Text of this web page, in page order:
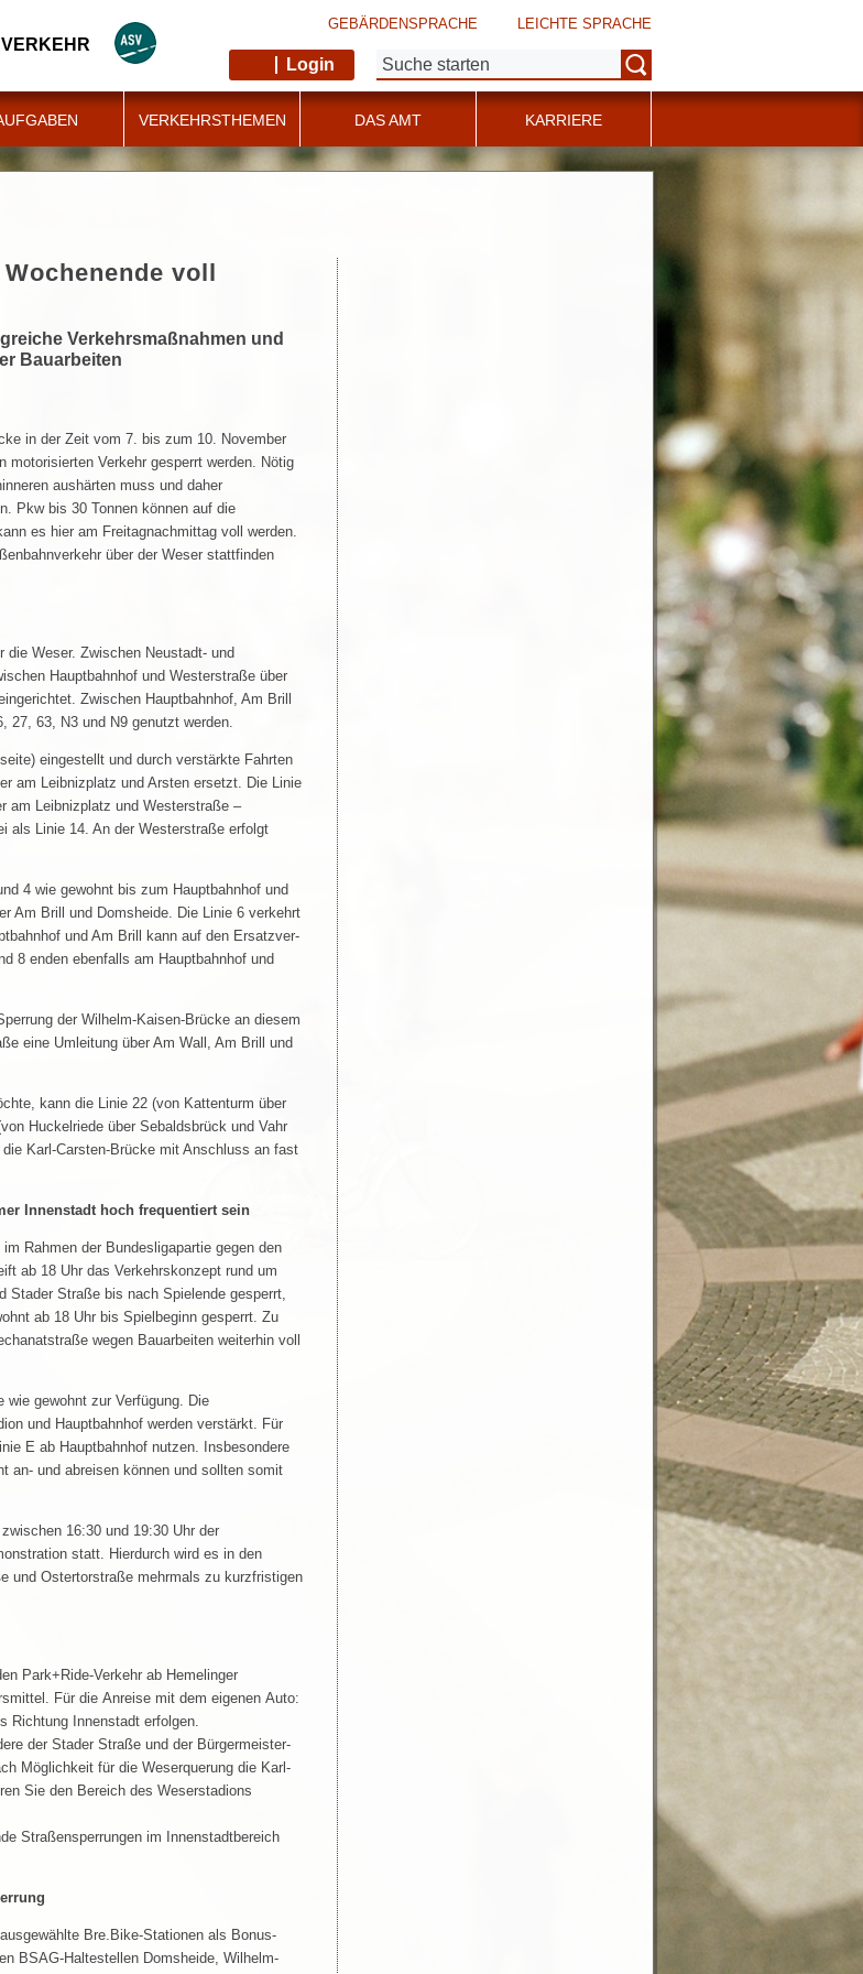
GEBÄRDENSPRACHE LEICHTE SPRACHE
Login Suche:
VERKEHRSTHEMEN DAS AMT KARRIERE
voll
Verkehrsmaßnahmen und
Bauarbeiten
in der Zeit vom 7. bis zum 10. November
motorisierten Verkehr gesperrt werden. Nötig
aushärten muss und daher
Pkw bis 30 Tonnen können auf die
es hier am Freitagnachmittag voll werden.
über der Weser stattfinden
die Weser. Zwischen Neustadt- und
Hauptbahnhof und Westerstraße über
Zwischen Hauptbahnhof, Am Brill
27, 63, N3 und N9 genutzt werden.
eingestellt und durch verstärkte Fahrten
am Leibnizplatz und Arsten ersetzt. Die Linie
am Leibnizplatz und Westerstraße –
als Linie 14. An der Westerstraße erfolgt
4 wie gewohnt bis zum Hauptbahnhof und
Am Brill und Domsheide. Die Linie 6 verkehrt
und Am Brill kann auf den Ersatzver-
8 enden ebenfalls am Hauptbahnhof und
der Wilhelm-Kaisen-Brücke an diesem
eine Umleitung über Am Wall, Am Brill und
kann die Linie 22 (von Kattenturm über
Huckelriede über Sebaldsbrück und Vahr
Karl-Carsten-Brücke mit Anschluss an fast
Innenstadt hoch frequentiert sein
Rahmen der Bundesligapartie gegen den
ab 18 Uhr das Verkehrskonzept rund um
Stader Straße bis nach Spielende gesperrt,
ab 18 Uhr bis Spielbeginn gesperrt. Zu
wegen Bauarbeiten weiterhin voll
gewohnt zur Verfügung. Die
und Hauptbahnhof werden verstärkt. Für
E ab Hauptbahnhof nutzen. Insbesondere
an- und abreisen können und sollten somit
16:30 und 19:30 Uhr der
statt. Hierdurch wird es in den
und Ostertorstraße mehrmals zu kurzfristigen
Park+Ride-Verkehr ab Hemelinger
Für die Anreise mit dem eigenen Auto:
Richtung Innenstadt erfolgen.
der Stader Straße und der Bürgermeister-
Möglichkeit für die Weserquerung die Karl-
Sie den Bereich des Weserstadions
Straßensperrungen im Innenstadtbereich
Bre.Bike-Stationen als Bonus-
BSAG-Haltestellen Domsheide, Wilhelm-